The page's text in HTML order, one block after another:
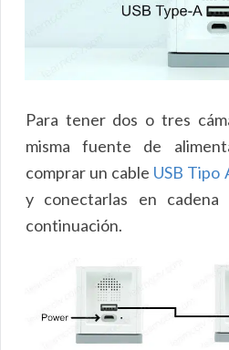
Para tener dos o tres
misma fuente de
comprar un cable USB Tipo
y conectarlas en
continuación.